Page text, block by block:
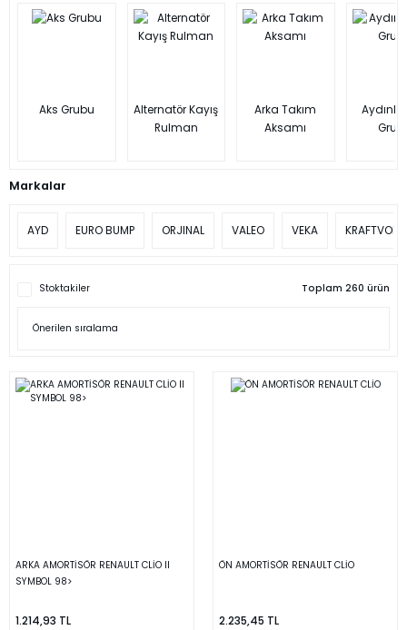
Aks Grubu
Alternatör Kayış
Rulman
Arka Takım
Aksamı
Markalar
AYD EURO BUMP ORJINAL VALEO VEKA KRAFTVOLL
Stoktakiler Toplam 260 ürün
ARKA AMORTİSÖR RENAULT CLİO II
SYMBOL 98>
1.214,93 TL
ÖN AMORTİSÖR RENAULT CLİO
2.235,45 TL